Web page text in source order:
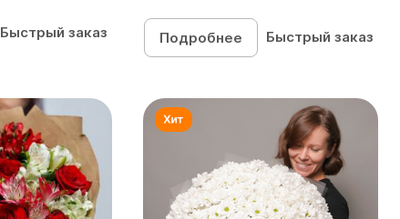
Быстрый заказ Подробнее Быстрый заказ